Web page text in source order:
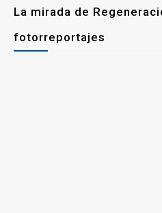
La mirada de
fotorreportajes